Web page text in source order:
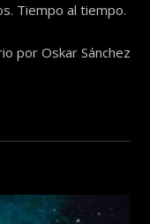
Tiempo al tiempo.
por Oskar Sánchez